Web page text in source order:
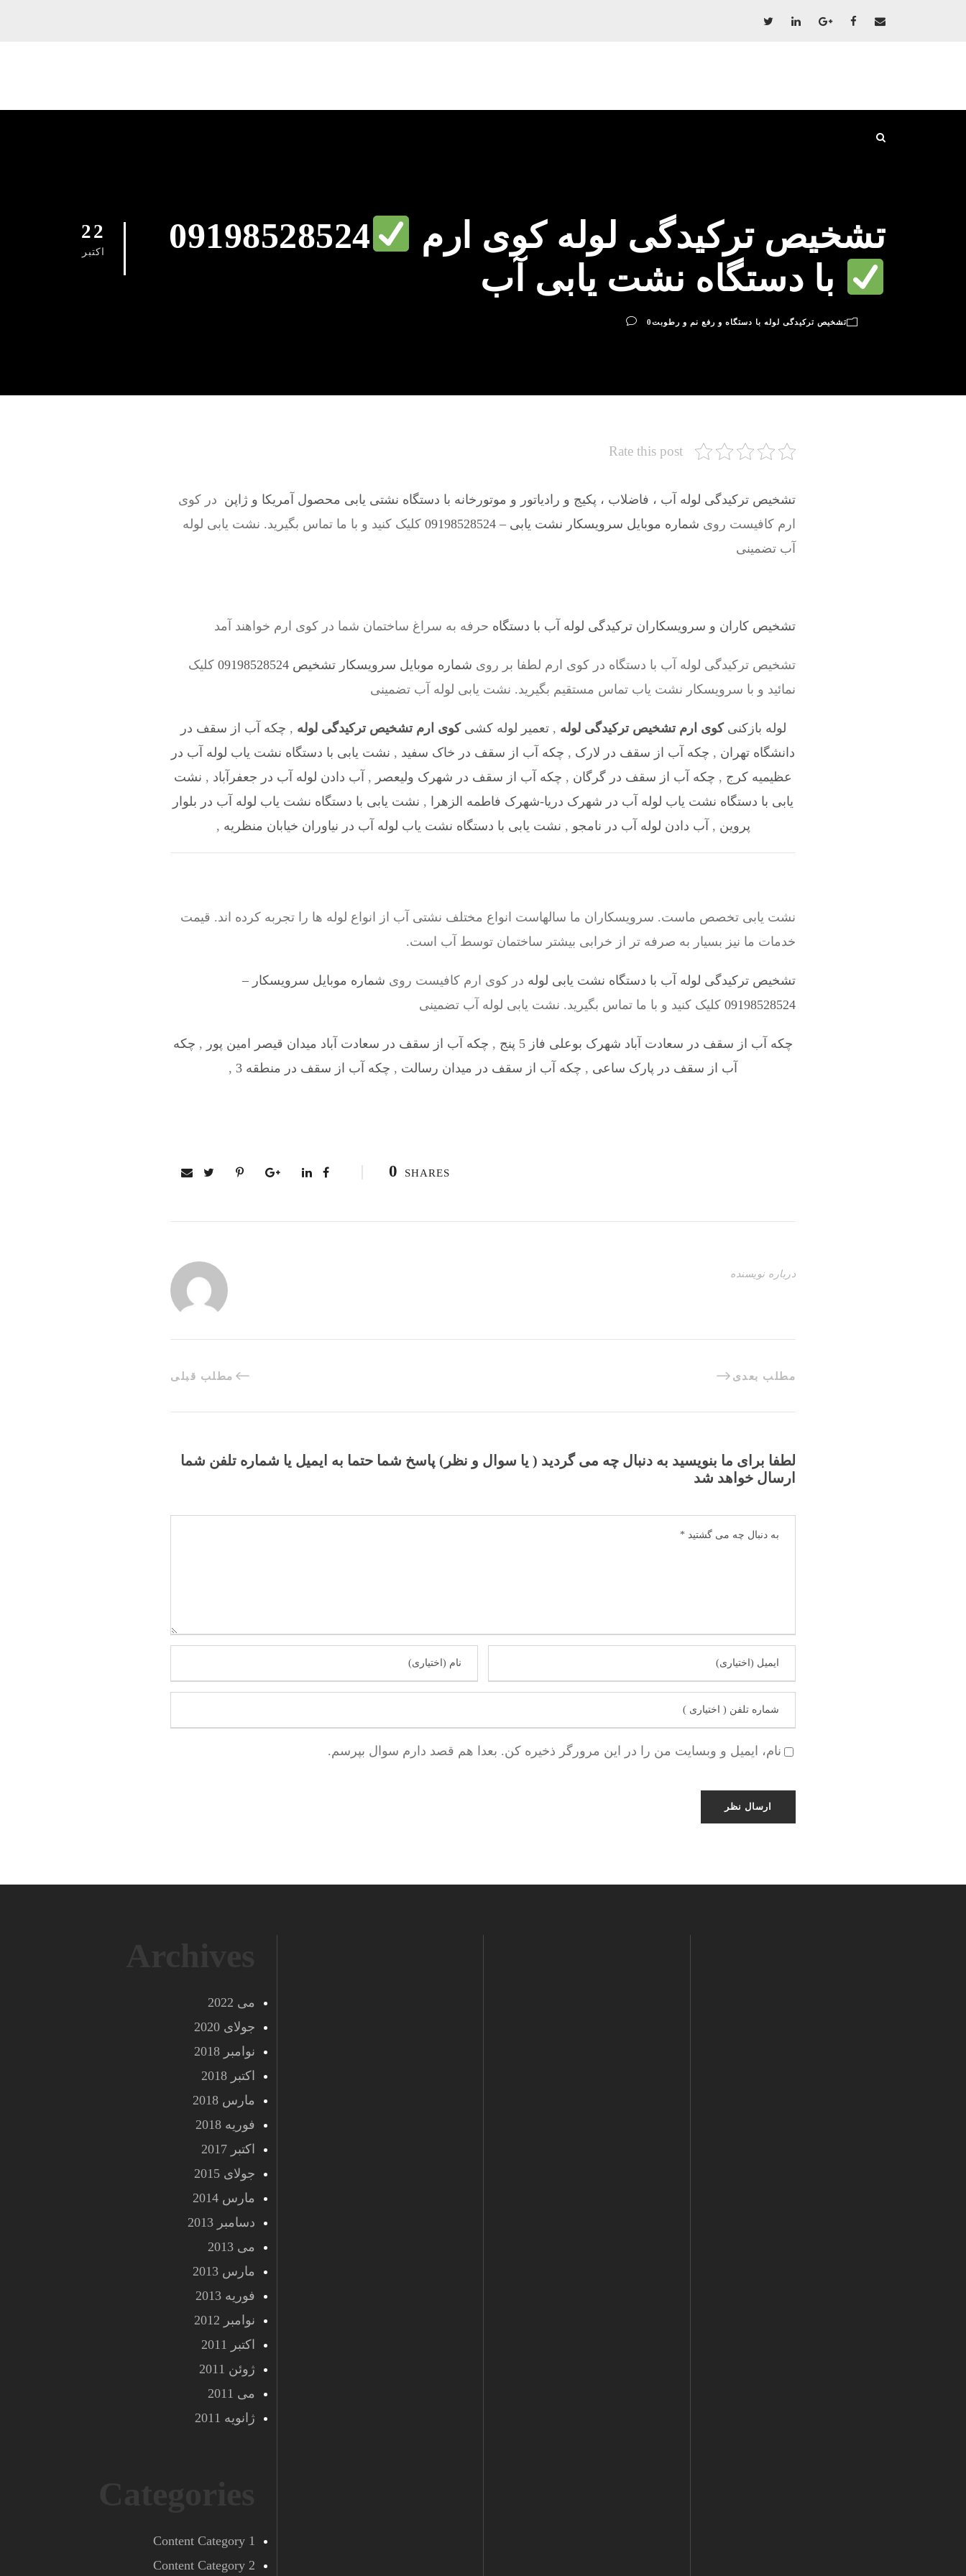
22
اکتبر تشخیص ترکیدگی لوله کوی ارم
09198528524
با دستگاه نشت یابی آب
تشخیص ترکیدگی لوله با دستگاه و رفع نم و رطوبت0
Rate this post
تشخیص ترکیدگی لوله آب ، فاضلاب ، پکیج و رادیاتور و موتورخانه با دستگاه نشتی یابی محصول آمریکا و ژاپن در کوی
ارم کافیست روی شماره موبایل سرویسکار نشت یابی – 09198528524
کلیک کنید و با ما تماس بگیرید. نشت یابی لوله
آب تضمینی
تشخیص کاران و سرویسکاران ترکیدگی لوله آب با دستگاه حرفه به سراغ ساختمان شما در کوی ارم خواهند آمد
تشخیص ترکیدگی لوله آب با دستگاه در کوی ارم لطفا بر روی شماره موبایل سرویسکار تشخیص 09198528524
کلیک
نمائید و با سرویسکار نشت یاب تماس مستقیم بگیرید. نشت یابی لوله آب تضمینی
لوله بازکنیکوی ارم تشخیص ترکیدگی لوله ,تعمیر لوله کشیکوی ارم تشخیص ترکیدگی لوله , چکه آب از سقف در
دانشگاه تهران , چکه آب از سقف در لارک , چکه آب از سقف در خاک سفید , نشت یابی با دستگاه نشت یاب لوله آب در
عظیمیه کرج , چکه آب از سقف در گرگان , چکه آب از سقف در شهرک ولیعصر , آب دادن لوله آب در جعفرآباد , نشت
یابی با دستگاه نشت یاب لوله آب در شهرک دریا-شهرک فاطمه الزهرا
, نشت یابی با دستگاه نشت یاب لوله آب در بلوار
پروین , آب دادن لوله آب در نامجو , نشت یابی با دستگاه نشت یاب لوله آب در نیاوران خیابان منظریه ,
نشت یابی تخصص ماست. سرویسکاران ما سالهاست انواع مختلف نشتی آب از انواع لوله ها را تجربه کرده اند. قیمت
خدمات ما نیز بسیار به صرفه تر از خرابی بیشتر ساختمان توسط آب است.
تشخیص ترکیدگی لوله آب با دستگاه نشت یابی لوله در کوی ارم کافیست روی شماره موبایل سرویسکار –
09198528524 کلیک کنید و با ما تماس بگیرید. نشت یابی لوله آب تضمینی
چکه آب از سقف در سعادت آباد شهرک بوعلی فاز 5 پنج , چکه آب از سقف در سعادت آباد میدان قیصر امین پور , چکه
آب از سقف در پارک ساعی , چکه آب از سقف در میدان رسالت , چکه آب از سقف در منطقه 3 ,
0 SHARES
درباره نویسنده
مطلب قبلی مطلب بعدی
لطفا برای ما بنویسید به دنبال چه می گردید ( یا سوال و نظر) پاسخ شما حتما به ایمیل یا شماره تلفن شما
ارسال خواهد شد
نام، ایمیل و وبسایت من را در این مرورگر ذخیره کن. بعدا هم قصد دارم سوال بپرسم.
می 2022
جولای 2020
نوامبر 2018
اکتبر 2018
مارس 2018
فوریه 2018
اکتبر 2017
جولای 2015
مارس 2014
دسامبر 2013
می 2013
مارس 2013
فوریه 2013
نوامبر 2012
اکتبر 2011
ژوئن 2011
می 2011
ژانویه 2011
Content Category 1
Content Category 2